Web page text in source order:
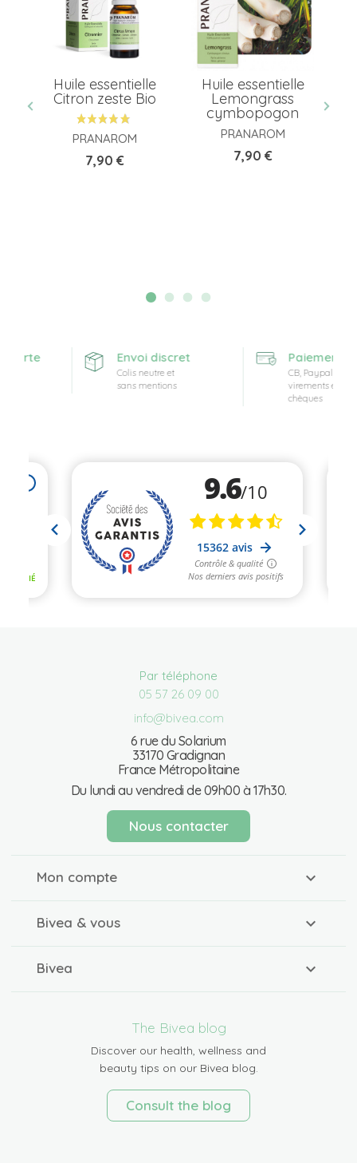
Huile essentielle
Citron zeste Bio
PRANAROM
Prix
7,90 €
Huile essentielle
Lemongrass
cymbopogon
PRANAROM
Prix
7,90 €
Envoi discret
Colis neutre et
sans mentions
Paiement
CB, Paypal,
virements et
chèques
Par téléphone
05 57 26 09 00
info@bivea.com
6 rue du Solarium
33170 Gradignan
France Métropolitaine
Du lundi au vendredi de 09h00 à 17h30.
Nous contacter
Mon compte
Bivea & vous
Bivea
The Bivea blog
Discover our health, wellness and
beauty tips on our Bivea blog.
Consult the blog